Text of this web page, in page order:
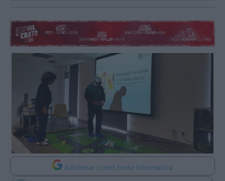
Adicionar como fonte informativa